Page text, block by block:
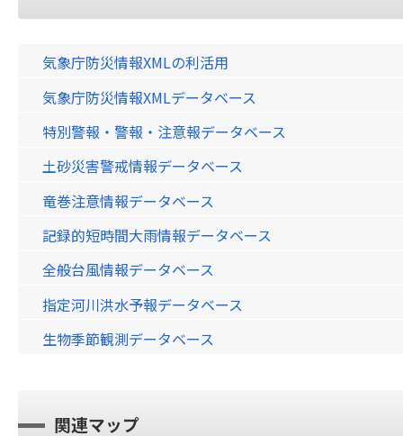
気象庁防災情報XMLの利活用
気象庁防災情報XMLデータベース
特別警報・警報・注意報データベース
土砂災害警戒情報データベース
竜巻注意情報データベース
記録的短時間大雨情報データベース
全般台風情報データベース
指定河川洪水予報データベース
生物季節観測データベース
関連マップ